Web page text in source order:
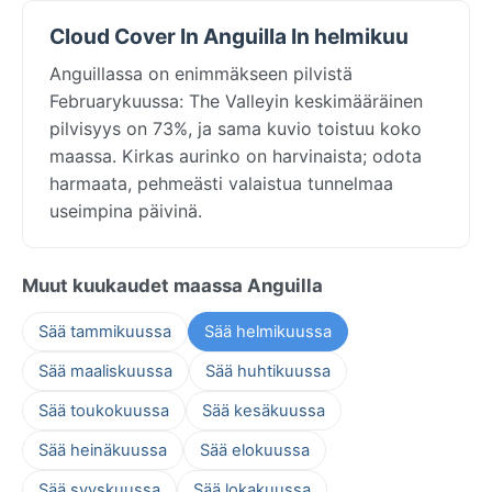
Cloud Cover In Anguilla In helmikuu
Anguillassa on enimmäkseen pilvistä
Februarykuussa: The Valleyin keskimääräinen
pilvisyys on 73%, ja sama kuvio toistuu koko
maassa. Kirkas aurinko on harvinaista; odota
harmaata, pehmeästi valaistua tunnelmaa
useimpina päivinä.
Muut kuukaudet maassa Anguilla
Sää tammikuussa
Sää helmikuussa
Sää maaliskuussa
Sää huhtikuussa
Sää toukokuussa
Sää kesäkuussa
Sää heinäkuussa
Sää elokuussa